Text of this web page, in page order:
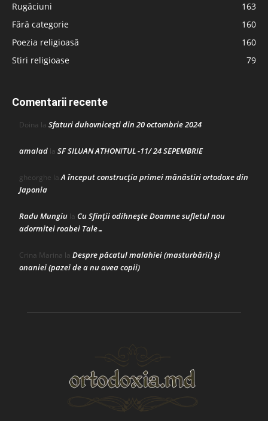
Rugăciuni
163
Fără categorie
160
Poezia religioasă
160
Stiri religioase
79
Comentarii recente
Doina la Sfaturi duhovnicești din 20 octombrie 2024
amalad la SF SILUAN ATHONITUL -11/ 24 SEPEMBRIE
gheorghe laA început construcţia primei mănăstiri ortodoxe din
Japonia
Radu Mungiu la Cu Sfinții odihnește Doamne sufletul nou
adormitei roabei Tale…
Crina Marina la Despre păcatul malahiei (masturbării) şi
onaniei (pazei de a nu avea copii)